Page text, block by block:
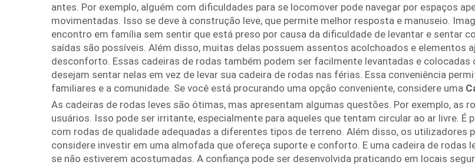
antes. Por exemplo, alguém com dificuldades para se locomover pode navegar por espaços
movimentadas. Isso se deve à construção leve, que permite melhor resposta e manuseio.
encontro em família sem sentir que está preso por causa da dificuldade de levantar e sentar
saídas são possíveis. Além disso, muitas delas possuem assentos acolchoados e elementos
desconforto. Essas cadeiras de rodas também podem ser facilmente levantadas e
desejam sentar nelas em vez de levar sua cadeira de rodas nas férias. Essa conveniência
familiares e a comunidade. Se você está procurando uma opção conveniente, considere uma
As cadeiras de rodas leves são ótimas, mas apresentam algumas questões. Por exemplo, as
usuários. Isso pode ser irritante, especialmente para aqueles que tentam circular ao ar livre.
com rodas de qualidade adequadas a diferentes tipos de terreno. Além disso, os utilizadores
considere investir em uma almofada que ofereça suporte e conforto. E uma cadeira de rodas
se não estiverem acostumadas. A confiança pode ser desenvolvida praticando em locais